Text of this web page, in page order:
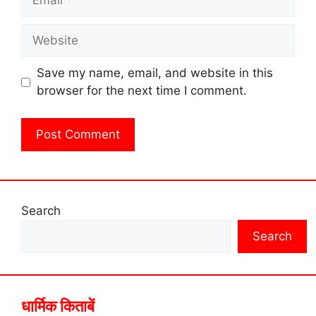
Website
Save my name, email, and website in this
browser for the next time I comment.
Search
Search
धार्मिक किताबें